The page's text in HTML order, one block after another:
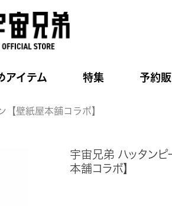
アイテム 特集 予約
壁紙屋本舗コラボ】
宇宙兄弟 ハッタン
本舗コラボ】